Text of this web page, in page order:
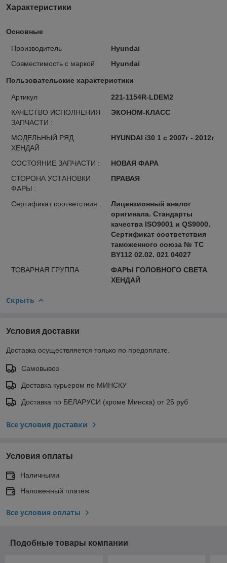
Характеристики
Основные
Производитель
Hyundai
Совместимость с маркой
Hyundai
Пользовательские характеристики
Артикул
221-1154R-LDEM2
КАЧЕСТВО ИСПОЛНЕНИЯ
ЗАПЧАСТИ :
ЭКОНОМ-КЛАСС
МОДЕЛЬНЫЙ РЯД
ХЕНДАЙ :
HYUNDAI i30 1 с 2007г - 2012г
СОСТОЯНИЕ ЗАПЧАСТИ :
НОВАЯ ФАРА
СТОРОНА УСТАНОВКИ
ФАРЫ :
ПРАВАЯ
Сертификат соответствия :
Лицензионный аналог
оригинала. Стандарты
качества ISO9001 и QS9000.
Сертификат соответствия
таможенного союза № ТС
BY112 02.02. 021 04027
ТОВАРНАЯ ГРУППА :
ФАРЫ ГОЛОВНОГО СВЕТА
ХЕНДАЙ
Скрыть
Условия доставки
Доставка осуществляется только по предоплате.
Самовывоз
Доставка курьером по МИНСКУ
Доставка по БЕЛАРУСИ (кроме Минска) от 25 руб
Все условия доставки
Условия оплаты
Наличными
Наложенный платеж
Все условия оплаты
Подобные товары компании